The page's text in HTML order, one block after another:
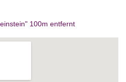
100m entfernt